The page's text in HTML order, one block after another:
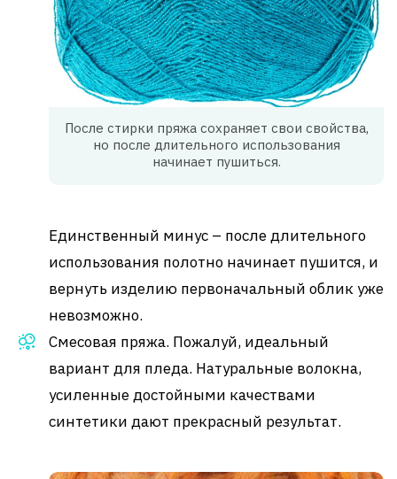
После стирки пряжа сохраняет свои свойства,
но после длительного использования
начинает пушиться.
Единственный минус – после длительного
использования полотно начинает пушится, и
вернуть изделию первоначальный облик уже
невозможно.
Смесовая пряжа. Пожалуй, идеальный
вариант для пледа. Натуральные волокна,
усиленные достойными качествами
синтетики дают прекрасный результат.